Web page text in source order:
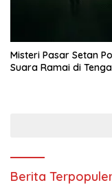
Misteri Pasar Setan
Suara Ramai di
Berita